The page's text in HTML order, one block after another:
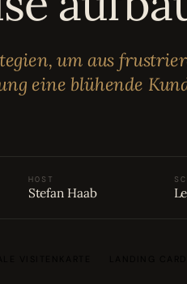
um aus
eine blühende
HOST
Stefan Haab